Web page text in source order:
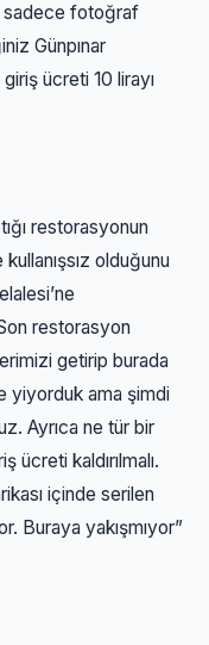
sadece fotoğraf
Günpınar
ücreti 10 lirayı
restorasyonun
kullanışsız olduğunu
restorasyon
getirip burada
yiyorduk ama şimdi
Ayrıca ne tür bir
ücreti kaldırılmalı.
içinde serilen
Buraya yakışmıyor”